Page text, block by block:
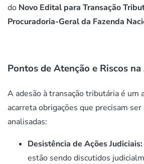
do Novo Edital para Transação
Procuradoria-Geral da Fazenda
Pontos de Atenção e Riscos na
A adesão à transação tributária é um
acarreta obrigações que precisam
analisadas:
Desistência de Ações Judiciais:
estão sendo discutidos